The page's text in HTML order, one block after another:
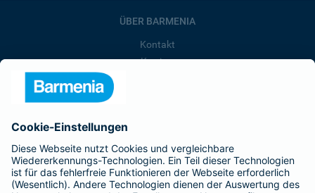
ÜBER BARMENIA
Kontakt
Karriere
Affiliate-Partner werden
Barmenia ist Teil der BarmeniaGothaer
BELIEBTE SEITEN